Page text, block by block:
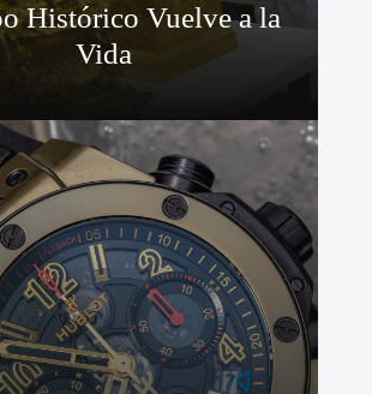
Histórico Vuelve a la
Vida